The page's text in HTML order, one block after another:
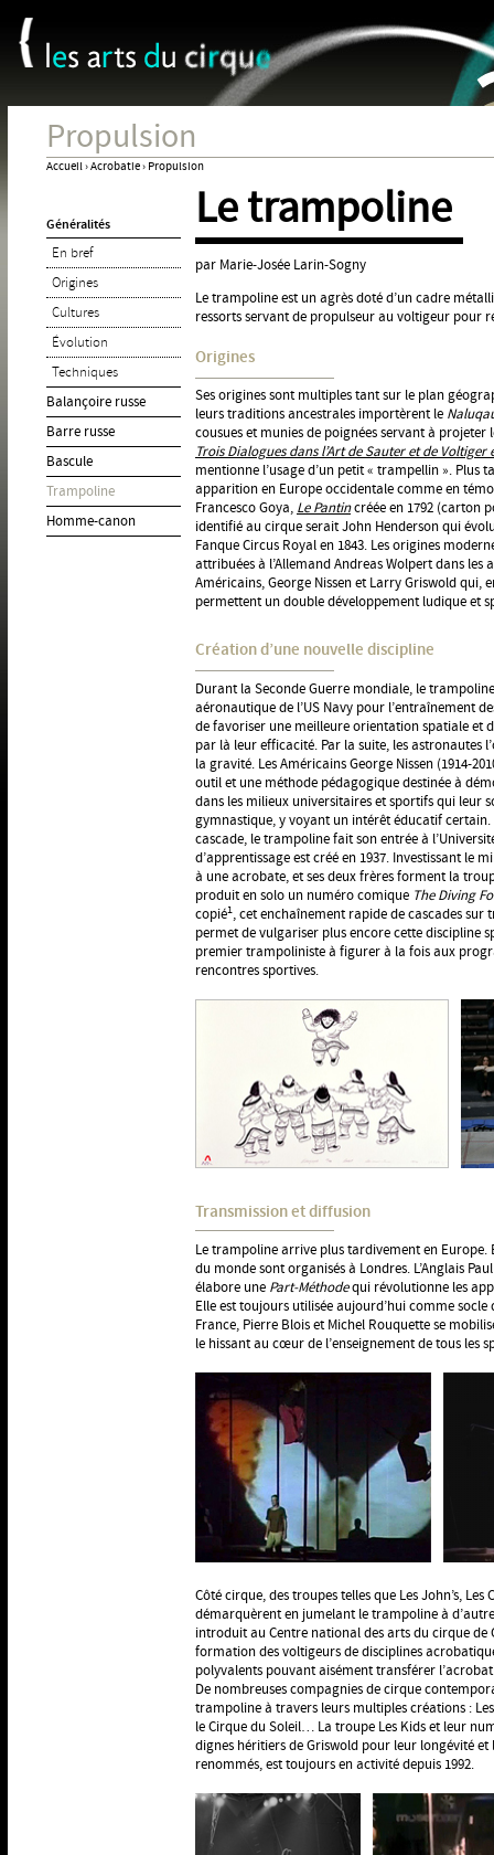
Propulsion
êtes
ici
Accueil›Acrobatie› Propulsion
Généralités
En bref
Origines
Cultures
Évolution
Techniques
Balançoire russe
Barre russe
Bascule
Trampoline
Homme-canon
Le trampoline
par Marie-Josée Larin-Sogny
Le trampoline est un agrès doté d’un cadre
ressorts servant de propulseur au voltigeur pour
Origines
Ses origines sont multiples tant sur le plan
leurs traditions ancestrales importèrent le
cousues et munies de poignées servant à projeter
Trois Dialogues dans l’Art de Sauter et de Voltiger
mentionne l’usage d’un petit « trampellin ». Plus
apparition en Europe occidentale comme en
Francesco Goya, Le Pantincréée en 1792 (carton
identifié au cirque serait John Henderson qui
Fanque Circus Royal en 1843. Les origines
attribuées à l’Allemand Andreas Wolpert dans les
Américains, George Nissen et Larry Griswold qui,
permettent un double développement ludique et
Création d’une nouvelle discipline
Durant la Seconde Guerre mondiale, le
aéronautique de l’US Navy pour l’entraînement
de favoriser une meilleure orientation spatiale et
par là leur efficacité. Par la suite, les astronautes
la gravité. Les Américains George Nissen (1914-
outil et une méthode pédagogique destinée à
dans les milieux universitaires et sportifs qui leur
gymnastique, y voyant un intérêt éducatif certain.
cascade, le trampoline fait son entrée à
d’apprentissage est créé en 1937. Investissant le
à une acrobate, et ses deux frères forment la
produit en solo un numéro comique The Diving
copié1, cet enchaînement rapide de cascades
permet de vulgariser plus encore cette discipline
premier trampoliniste à figurer à la fois aux
rencontres sportives.
Transmission et diffusion
Le trampoline arrive plus tardivement en Europe.
du monde sont organisés à Londres. L’Anglais
élabore une Part-Méthodequi révolutionne les
Elle est toujours utilisée aujourd’hui comme
France, Pierre Blois et Michel Rouquette se
le hissant au cœur de l’enseignement de tous les
Côté cirque, des troupes telles que Les John’s, Les
démarquèrent en jumelant le trampoline à
introduit au Centre national des arts du cirque de
formation des voltigeurs de disciplines
polyvalents pouvant aisément transférer
De nombreuses compagnies de cirque
trampoline à travers leurs multiples créations :
le Cirque du Soleil… La troupe Les Kids et leur
dignes héritiers de Griswold pour leur longévité
renommés, est toujours en activité depuis 1992.
Panneau de gestion des cookies